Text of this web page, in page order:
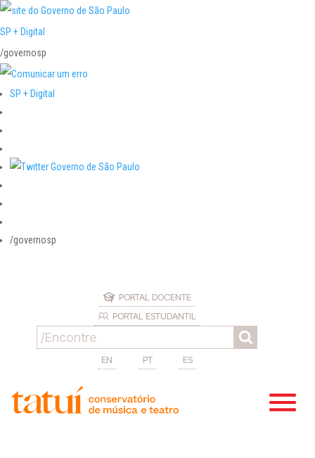
SP + Digital
/governosp
SP + Digital
/governosp
PORTAL DOCENTE
PORTAL ESTUDANTIL
EN PT ES